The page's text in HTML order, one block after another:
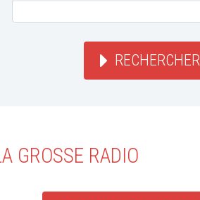
RECHERCHER
GROSSE RADIO